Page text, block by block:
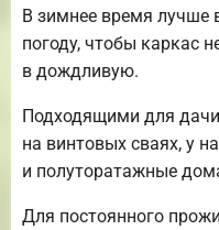
В зимнее время лучше
погоду, чтобы каркас
в дождливую.
Подходящими для
на винтовых сваях, у
и полуторатажные
Для постоянного